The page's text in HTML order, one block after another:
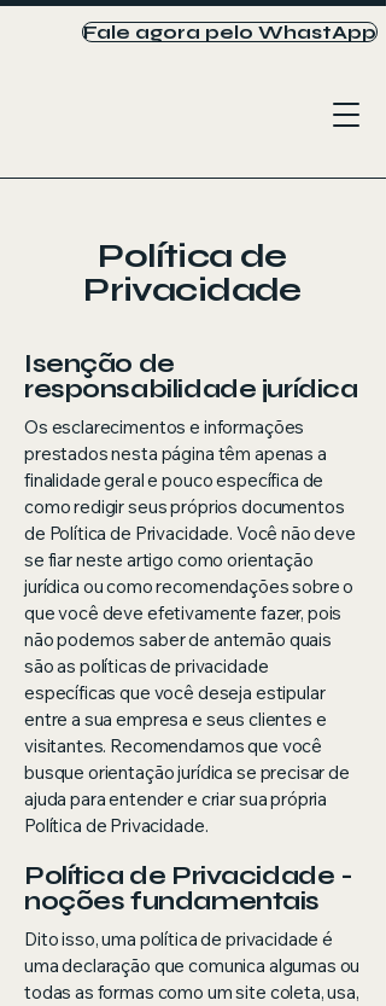
Fale agora pelo WhastApp
Política de
Privacidade
Isenção de
responsabilidade jurídica
Os esclarecimentos e informações
prestados nesta página têm apenas a
finalidade geral e pouco específica de
como redigir seus próprios documentos
de Política de Privacidade. Você não deve
se fiar neste artigo como orientação
jurídica ou como recomendações sobre o
que você deve efetivamente fazer, pois
não podemos saber de antemão quais
são as políticas de privacidade
específicas que você deseja estipular
entre a sua empresa e seus clientes e
visitantes. Recomendamos que você
busque orientação jurídica se precisar de
ajuda para entender e criar sua própria
Política de Privacidade.
Política de Privacidade -
noções fundamentais
Dito isso, uma política de privacidade é
uma declaração que comunica algumas ou
todas as formas como um site coleta, usa,